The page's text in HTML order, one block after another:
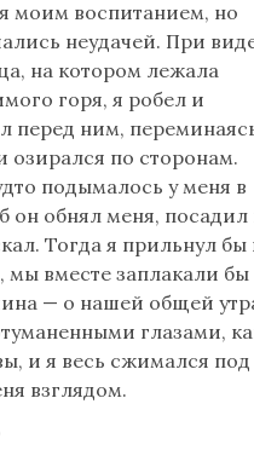
моим воспитанием, но
неудачей. При
на котором лежала
горя, я робел и
перед ним,
озирался по сторонам.
подымалось у меня в
он обнял меня, посадил
Тогда я прильнул бы
мы вместе заплакали
— о нашей общей
глазами,
и я весь сжимался под
взглядом.